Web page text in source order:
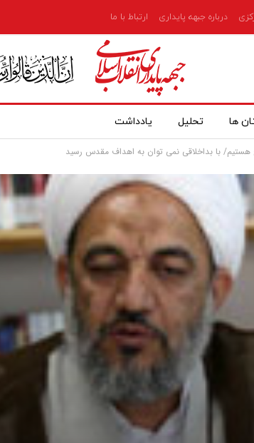
درباره جبهه پایداری ارتباط با ما
ها تحلیل یادداشت
هستیم/ با بداخلاقی نمی توان به اهداف مقدس رسید